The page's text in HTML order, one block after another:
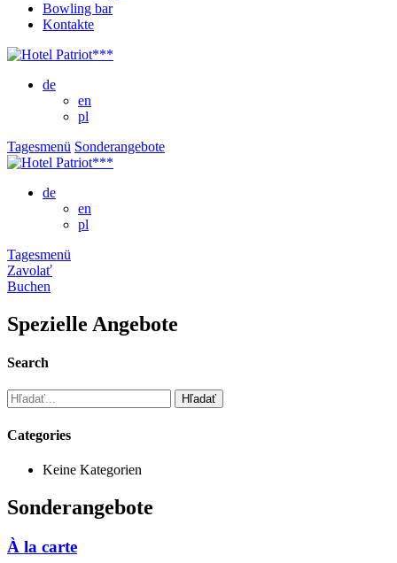
Bowling bar
Kontakte
de
en
pl
Tagesmenü Sonderangebote
de
en
pl
Tagesmenü
Zavolať
Buchen
Spezielle Angebote
Search
Vyhľadávanie
pre:
Categories
Keine Kategorien
Sonderangebote
À la carte